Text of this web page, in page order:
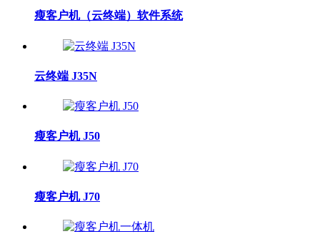
瘦客户机（云终端）软件系统
云终端 J35N
瘦客户机 J50
瘦客户机 J70